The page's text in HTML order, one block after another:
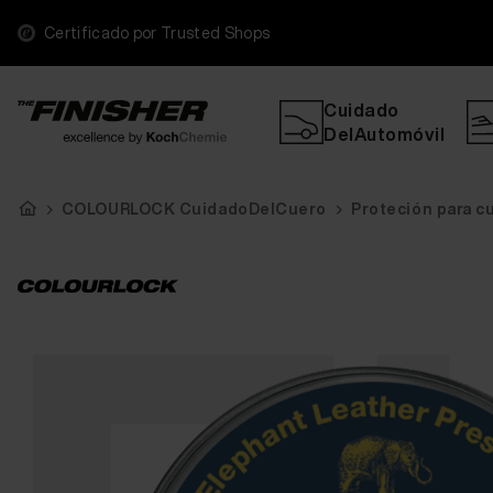
Certificado por Trusted Shops
Cuidado
DelAutomóvil
COLOURLOCK CuidadoDelCuero Proteción para